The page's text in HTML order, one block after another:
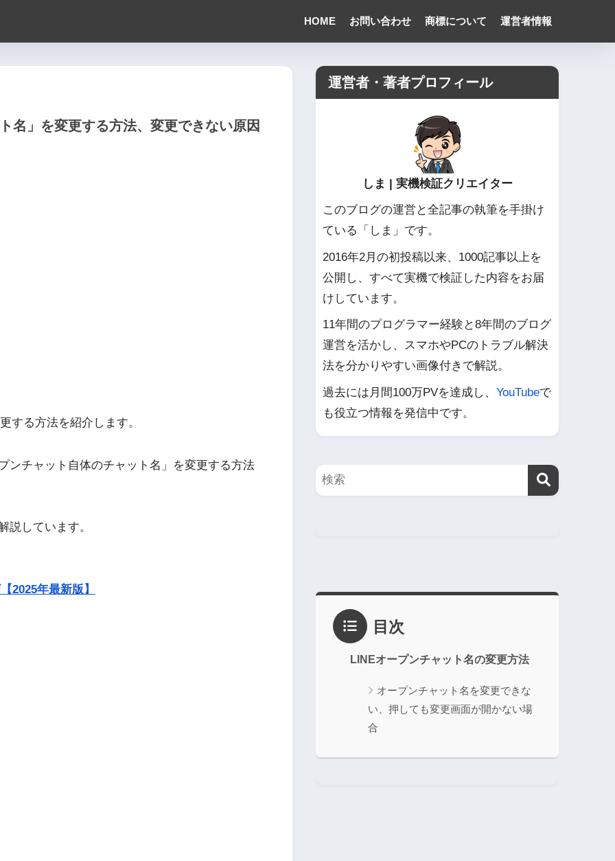
HOME お問い合わせ 商標について 運営者情報
名」を変更する方法、変更できない原因
する方法を紹介します。
ンチャット自体のチャット名」を変更する方法
説しています。
2025年最新版】
運営者・著者プロフィール
しま | 実機検証クリエイター
このブログの運営と全記事の執筆を手掛け
ている「しま」です。
2016年2月の初投稿以来、1000記事以上を
公開し、すべて実機で検証した内容をお届
けしています。
11年間のプログラマー経験と8年間のブログ
運営を活かし、スマホやPCのトラブル解決
法を分かりやすい画像付きで解説。
過去には月間100万PVを達成し、 YouTubeで
も役立つ情報を発信中です。
目次
LINEオープンチャット名の変更方法
オープンチャット名を変更できな
い、押しても変更画面が開かない場
合